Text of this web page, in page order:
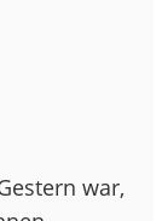
war,